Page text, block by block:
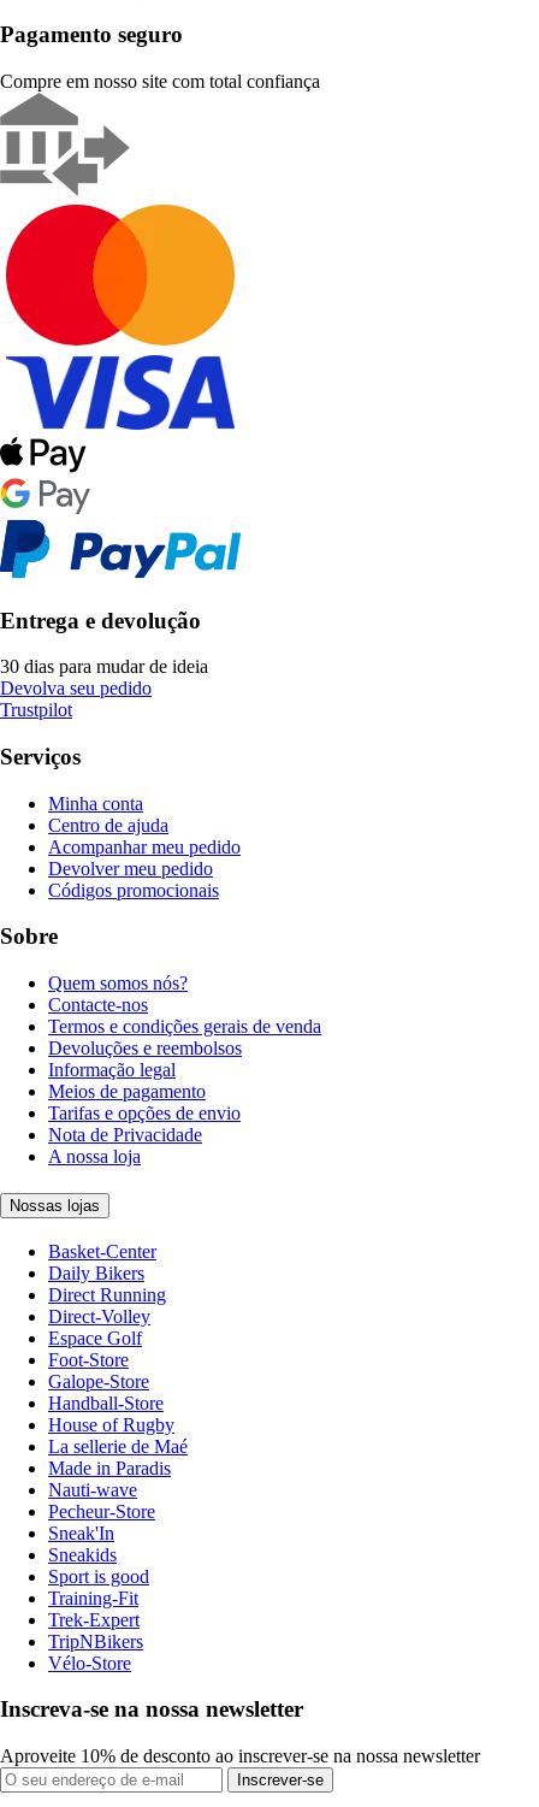
Pagamento seguro
Compre em nosso site com total confiança
Entrega e devolução
30 dias para mudar de ideia
Devolva seu pedido
Trustpilot
Serviços
Minha conta
Centro de ajuda
Acompanhar meu pedido
Devolver meu pedido
Códigos promocionais
Sobre
Quem somos nós?
Contacte-nos
Termos e condições gerais de venda
Devoluções e reembolsos
Informação legal
Meios de pagamento
Tarifas e opções de envio
Nota de Privacidade
A nossa loja
Nossas lojas
Basket-Center
Daily Bikers
Direct Running
Direct-Volley
Espace Golf
Foot-Store
Galope-Store
Handball-Store
House of Rugby
La sellerie de Maé
Made in Paradis
Nauti-wave
Pecheur-Store
Sneak'In
Sneakids
Sport is good
Training-Fit
Trek-Expert
TripNBikers
Vélo-Store
Inscreva-se na nossa newsletter
Aproveite 10% de desconto ao inscrever-se na nossa newsletter
Inscrever-se